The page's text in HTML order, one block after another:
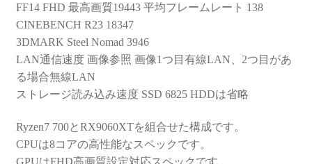
FF14 FHD 最高画質19443 平均フレームレート 138
CINEBENCH R23 18347
3DMARK Steel Nomad 3946
LAN通信速度 画像参照 画像1つ目有線LAN、2つ目があ
る場合無線LAN
ストレージ読み込み速度 SSD 6825 HDDは省略
Ryzen7 700とRX9060XTを組合せた構成です。
CPUは8コアの高性能なスペックです。